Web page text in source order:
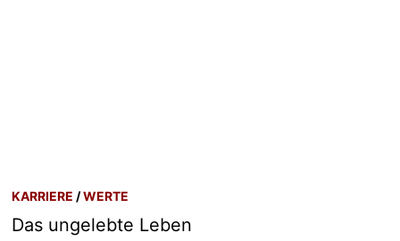
KARRIERE /WERTE
Das ungelebte Leben